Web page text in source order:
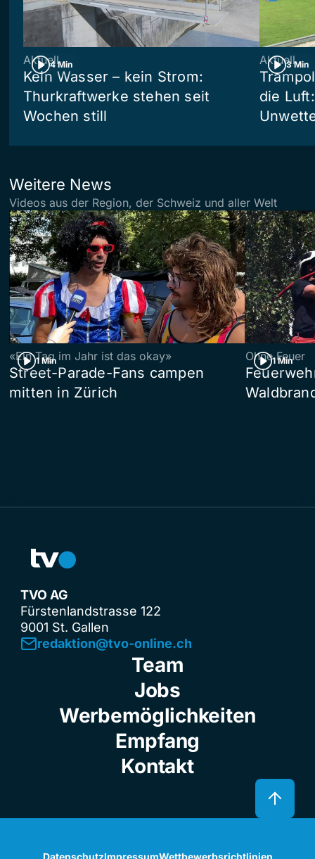
4 Min
Aktuell
Kein Wasser – kein Strom:
Thurkraftwerke stehen seit
Wochen still
3 Min
Aktuell
die
Weitere News
Videos aus der Region, der Schweiz und aller Welt
1 Min
«Ein Tag im Jahr ist das okay»
Street-Parade-Fans campen
mitten in Zürich
1 Min
Ohne Feuer
TVO AG
Fürstenlandstrasse 122
9001 St. Gallen
redaktion@tvo-online.ch
Team
Jobs
Werbemöglichkeiten
Empfang
Kontakt